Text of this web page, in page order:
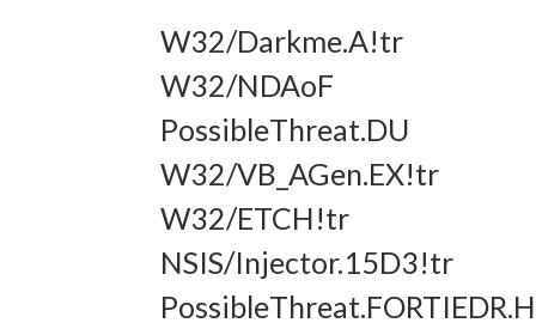
W32/Darkme.A!tr
W32/NDAoF
PossibleThreat.DU
W32/VB_AGen.EX!tr
W32/ETCH!tr
NSIS/Injector.15D3!tr
PossibleThreat.FORTIEDR.H